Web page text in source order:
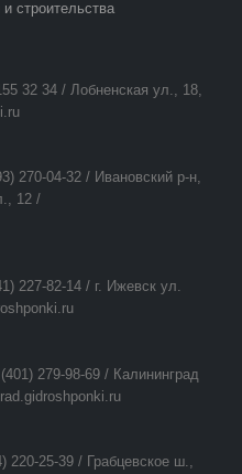
строительства
32 34 / Лобненская ул., 18,
270-04-32 / Ивановский р-н,
12 /
227-82-14 / г. Ижевск ул.
279-98-69 / Калининград
220-25-39 / Грабцевское ш.,